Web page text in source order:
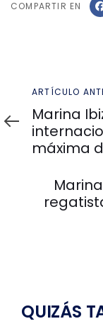
COMPARTIR EN
Artículo
anterior
ARTÍCULO
Marina
máxima
siguiente
QUIZÁS